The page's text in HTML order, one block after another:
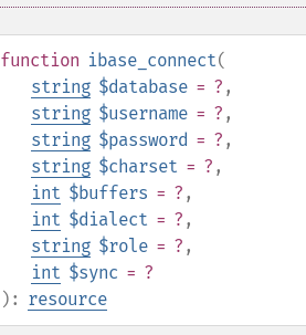
function ibase_connect(
string $database = ? ,
string $username = ? ,
string $password = ? ,
string $charset = ? ,
int $buffers = ? ,
int $dialect = ? ,
string $role = ? ,
int $sync = ?
): resource